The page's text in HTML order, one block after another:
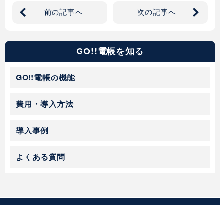
前の記事へ 次の記事へ
GO!!電帳を知る
GO!!電帳の機能
費用・導入方法
導入事例
よくある質問